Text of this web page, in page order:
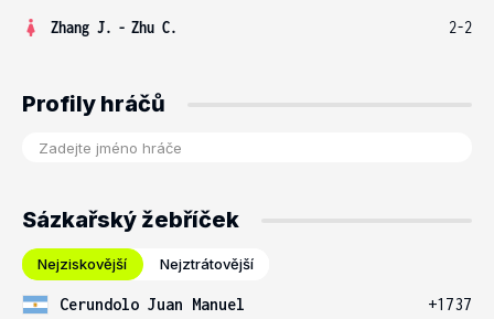
Zhang J. - Zhu C. 2-2
Profily hráčů
Sázkařský žebříček
Nejziskovější Nejztrátovější
Cerundolo Juan Manuel
+1737